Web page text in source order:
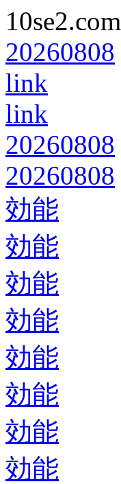
10se2.com
20260808
link
link
20260808
20260808
効能
効能
効能
効能
効能
効能
効能
効能